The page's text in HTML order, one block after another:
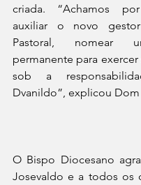
criada. “Achamos
auxiliar o novo
Pastoral, nomear
permanente para
sob a
Dvanildo”, explicou Dom
O Bispo Diocesano
Josevaldo e a todos os